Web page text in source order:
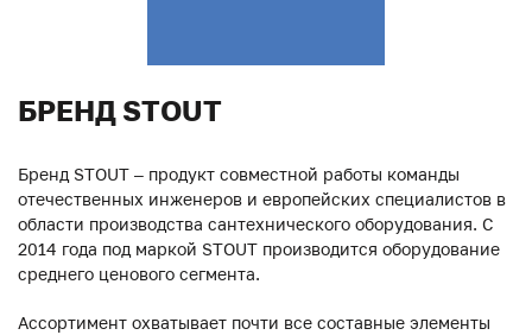
БРЕНД STOUT
Бренд STOUT – продукт совместной работы команды
отечественных инженеров и европейских специалистов в
области производства сантехнического оборудования. С
2014 года под маркой STOUT производится оборудование
среднего ценового сегмента.
Ассортимент охватывает почти все составные элементы